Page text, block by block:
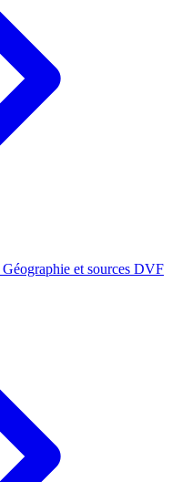
Géographie et sources DVF